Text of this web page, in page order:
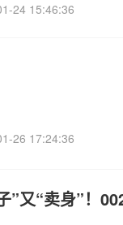
24 15:46:36
26 17:24:36
”又“卖身”！